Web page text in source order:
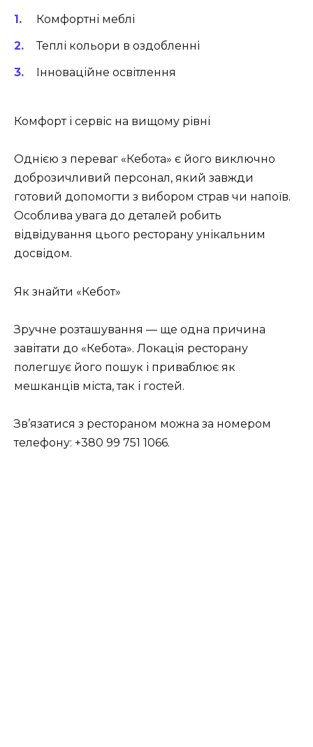
Комфортні меблі
Теплі кольори в оздобленні
Інноваційне освітлення
Комфорт і сервіс на вищому рівні
Однією з переваг «Кебота» є його виключно
доброзичливий персонал, який завжди
готовий допомогти з вибором страв чи напоїв.
Особлива увага до деталей робить
відвідування цього ресторану унікальним
досвідом.
Як знайти «Кебот»
Зручне розташування — ще одна причина
завітати до «Кебота». Локація ресторану
полегшує його пошук і приваблює як
мешканців міста, так і гостей.
Зв’язатися з рестораном можна за номером
телефону: +380 99 751 1066.